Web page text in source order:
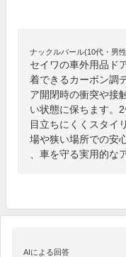
ナックルバール(10代・男
セイワの車外用品ド
着できるカーボン調
ア開閉時の衝突や接
い状態に保ちます。
目立ちにくくスタイ
場や狭い場所での安
、車を守る実用的な
AIによる回答